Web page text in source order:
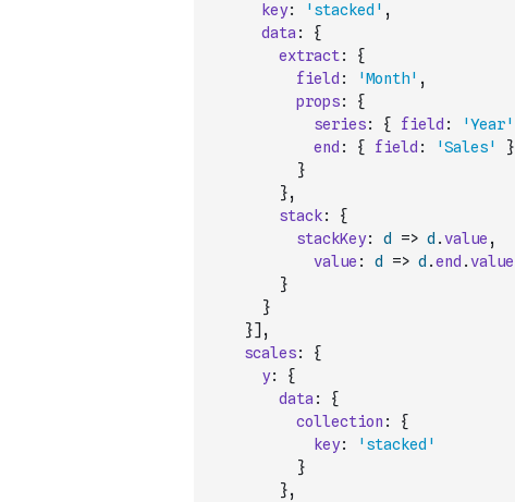
key: 'stacked' ,
data :
{
extract:
{
field : 'Month' ,
props:
{
series: { field : 'Year'
end : { field : 'Sales'
}
}
},
stack:
{
stackKey: d => d .value ,
value : d => d .end .value
}
}
}] ,
scales:
{
y:
{
data :
{
collection :
{
key:
'stacked'
}
},